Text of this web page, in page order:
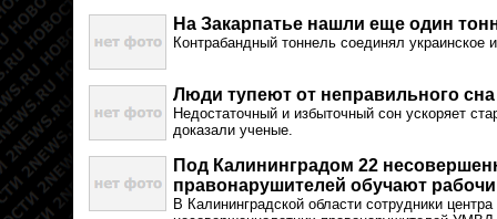
На Закарпатье нашли еще один
Контрабандный тоннель соединял украинское
Люди тупеют от неправильного сна
Недостаточный и избыточный сон ускоряет
доказали ученые.
Под Калининградом 22
правонарушителей обучают
В Калининградской области сотрудники